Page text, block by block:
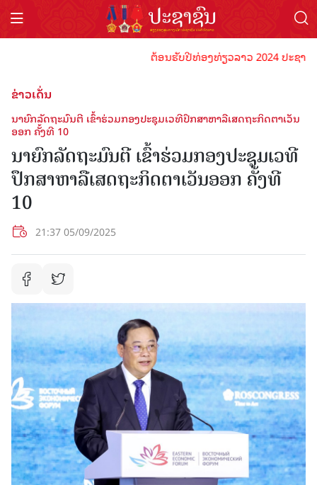
ຕ້ອນຮັບປີທ່ອງທ່ຽວລາວ 2024 ປະຊາຊົນ
ຂ່າວເດັ່ນ
ນາຍົກລັດຖະມົນຕີ ເຂົ້າຮ່ວມກອງປະຊຸມເວທີປຶກສາຫາລືເສດຖະກິດຕາເວັນ
ອອກ ຄັ້ງທີ 10
ນາຍົກລັດຖະມົນຕີ ເຂົ້າຮ່ວມກອງປະຊຸມເວທີ
ປຶກສາຫາລືເສດຖະກິດຕາເວັນອອກ ຄັ້ງທີ
10
21:37 05/09/2025